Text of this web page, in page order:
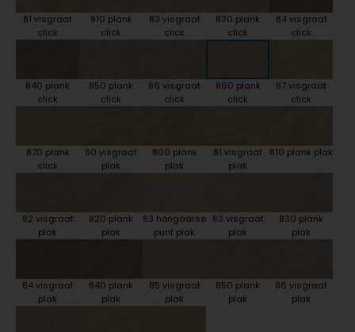
81 visgraat
click
810 plank
click
83 visgraat
click
830 plank
click
84 visgraat
click
840 plank
click
850 plank
click
86 visgraat
click
860 plank
click
87 visgraat
click
870 plank
click
80 visgraat
plak
800 plank
plak
81 visgraat
plak
810 plank plak
82 visgraat
plak
820 plank
plak
83 hongaarse
punt plak
83 visgraat
plak
830 plank
plak
84 visgraat
plak
840 plank
plak
85 visgraat
plak
850 plank
plak
86 visgraat
plak